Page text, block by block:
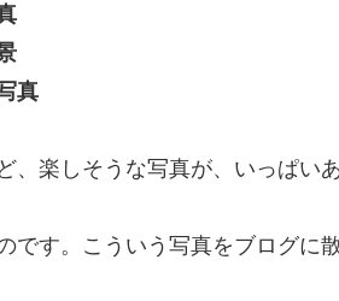
真
、楽しそうな写真が、いっぱい
です。こういう写真をブログに